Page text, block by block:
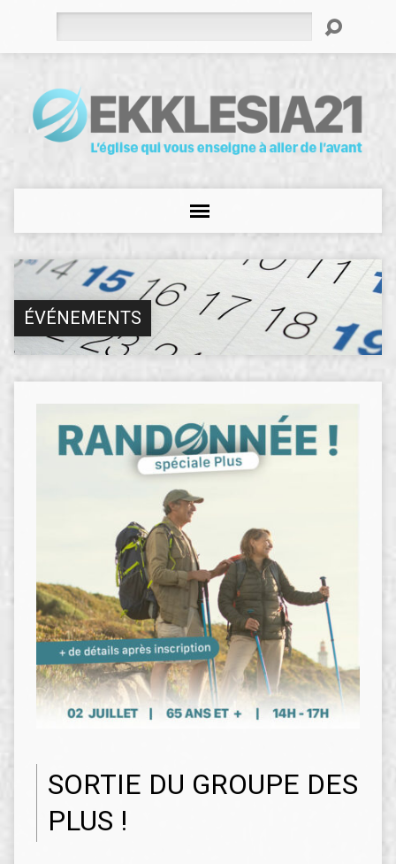
ÉVÉNEMENTS
SORTIE DU GROUPE DES
PLUS !